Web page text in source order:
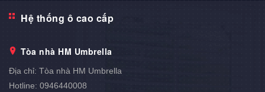
Hệ thống ô cao cấp
Tòa nhà HM Umbrella
Địa chỉ: Tòa nhà HM Umbrella
Hotline: 0946440008